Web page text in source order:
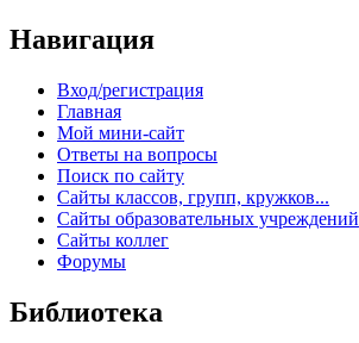
Навигация
Вход/регистрация
Главная
Мой мини-сайт
Ответы на вопросы
Поиск по сайту
Сайты классов, групп, кружков...
Сайты образовательных учреждений
Сайты коллег
Форумы
Библиотека